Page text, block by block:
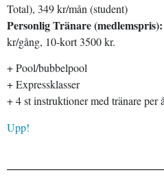
Total), 349 kr/mån (student)
Personlig Tränare (medlemspris):
kr/gång, 10-kort 3500 kr.
+ Pool/bubbelpool
+ Expressklasser
+ 4 st instruktioner med tränare per
Upp!